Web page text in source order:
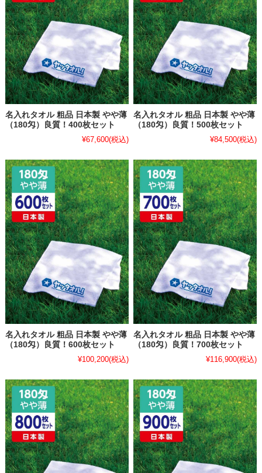
名入れタオル 粗品 日本製 やや薄
（180匁）良質！400枚セット
¥67,600(税込)
名入れタオル 粗品 日本製 やや薄
（180匁）良質！500枚セット
¥84,500(税込)
名入れタオル 粗品 日本製 やや薄
（180匁）良質！600枚セット
¥100,200(税込)
名入れタオル 粗品 日本製 やや薄
（180匁）良質！700枚セット
¥116,900(税込)